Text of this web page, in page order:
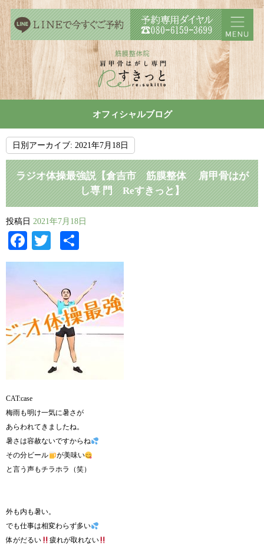
オフィシャルブログ
日別アーカイブ: 2021年7月18日
ラジオ体操最強説【倉吉市 筋膜整体 肩甲骨はが
し専 門 Reすきっと】
投稿日 2021年7月18日
Facebook
Twitter
有
CAT:case
梅雨も明け一気に暑さが
あらわれてきましたね。
暑さは容赦ないですからね
その分ビール
が美味い
と言う声もチラホラ（笑）
外も内も暑い。
でも仕事は相変わらず多い
体がだるい
疲れが取れない